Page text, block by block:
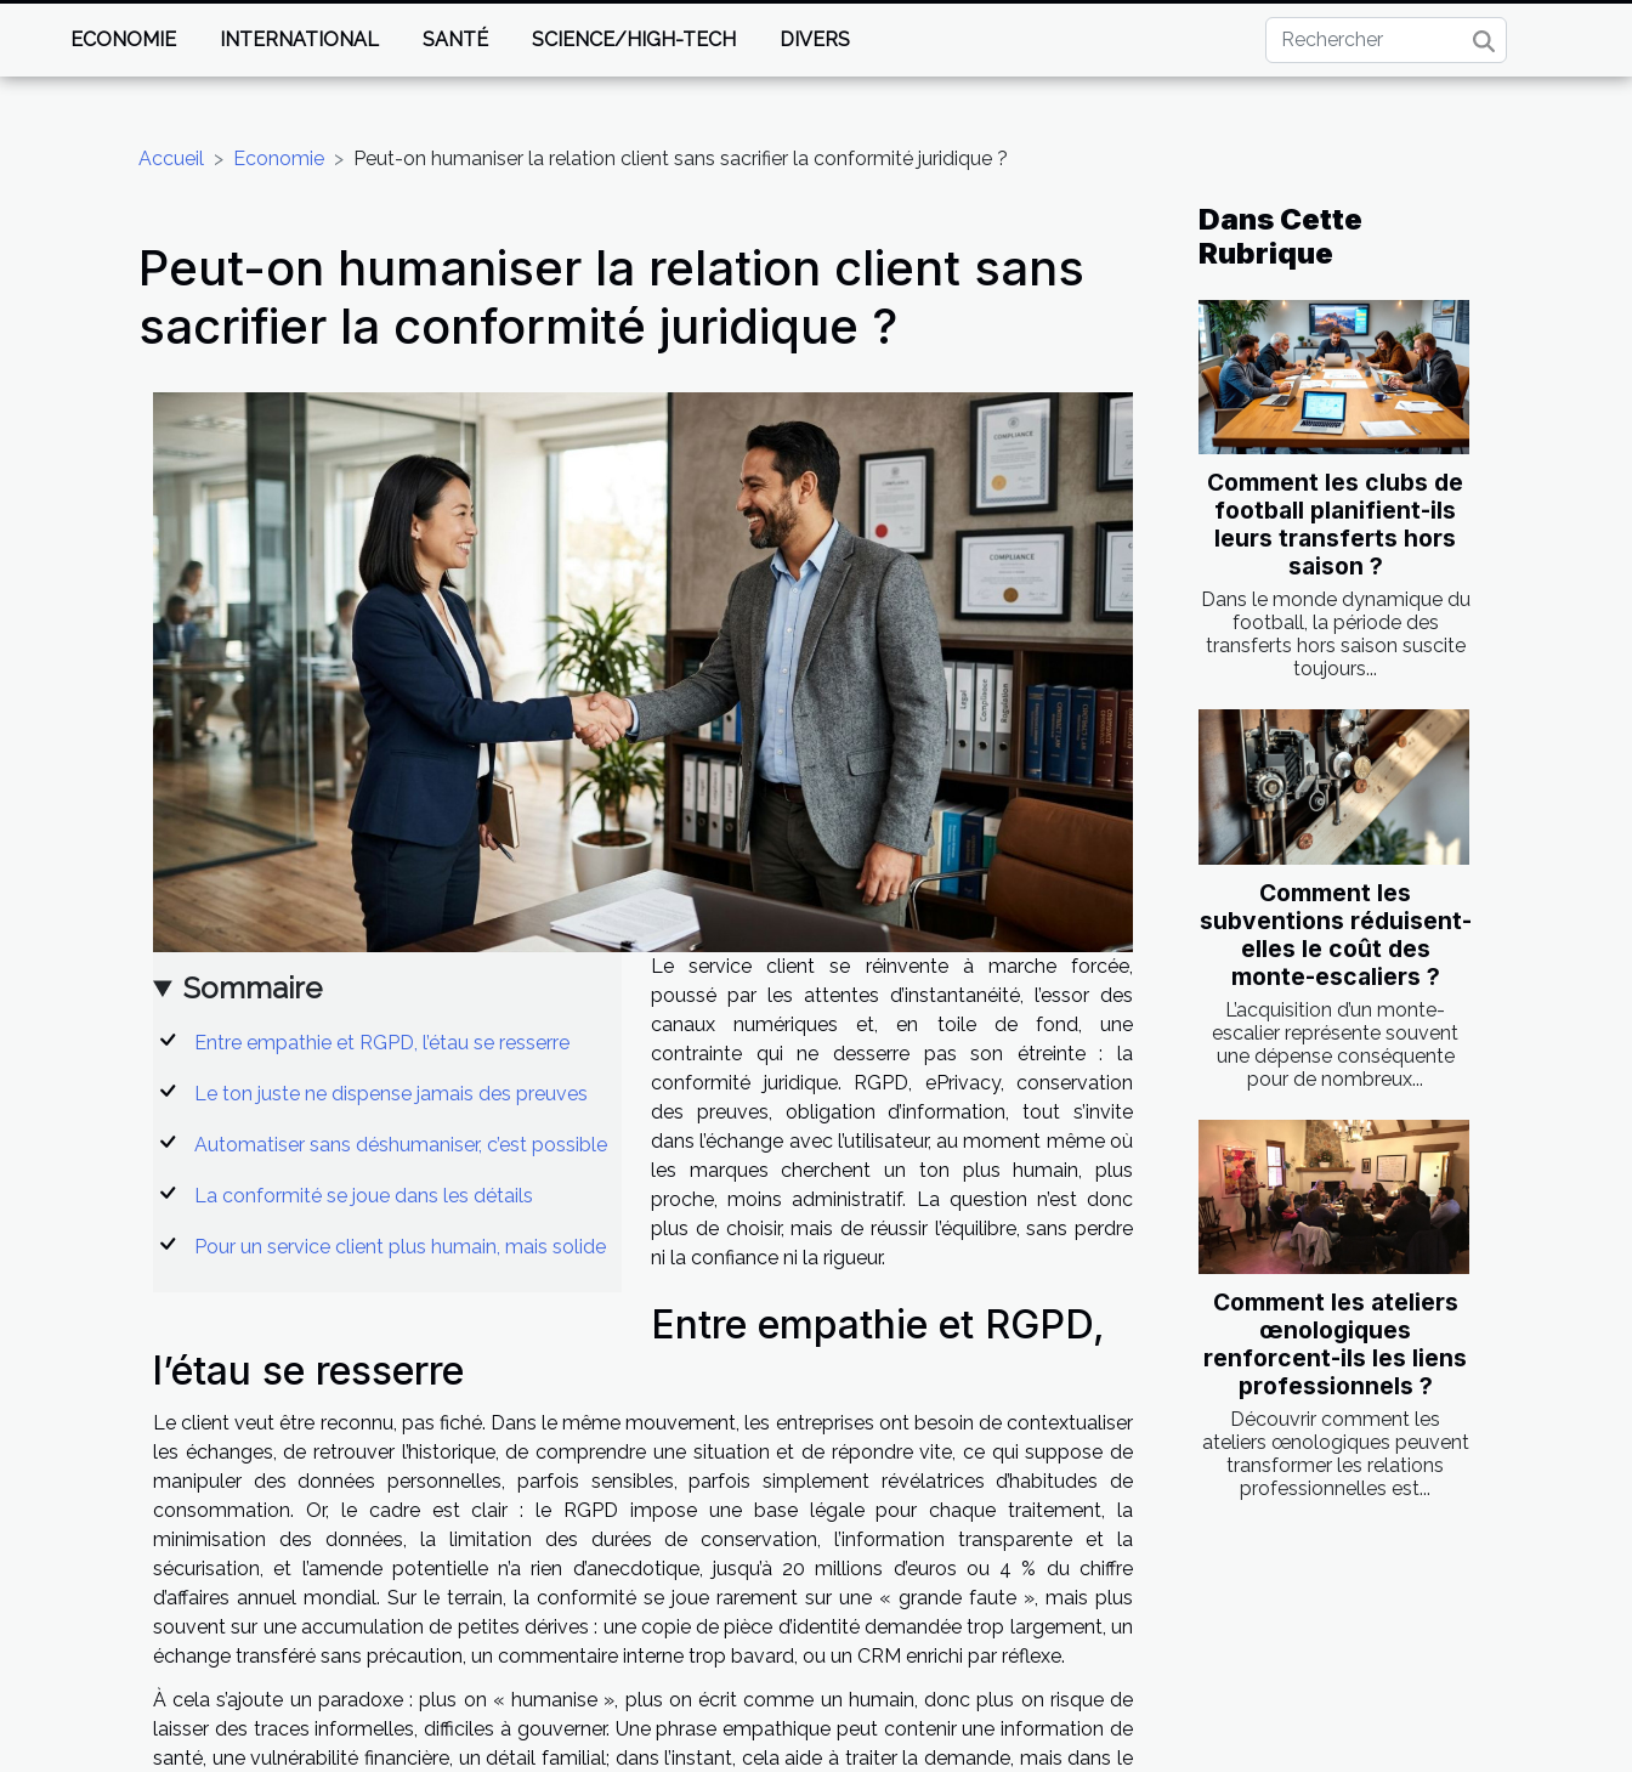
ECONOMIE INTERNATIONAL SANTÉ SCIENCE/HIGH-TECH DIVERS
Accueil Economie Peut-on humaniser la relation client sans sacrifier la conformité juridique ?
Peut-on humaniser la relation client sans
sacrifier la conformité juridique ?
Sommaire
Entre empathie et RGPD, l’étau se resserre
Le ton juste ne dispense jamais des preuves
Automatiser sans déshumaniser, c’est possible
La conformité se joue dans les détails
Pour un service client plus humain, mais solide
Le service client se réinvente à marche forcée,
poussé par les attentes d’instantanéité, l’essor des
canaux numériques et, en toile de fond, une
contrainte qui ne desserre pas son étreinte : la
conformité juridique. RGPD, ePrivacy, conservation
des preuves, obligation d’information, tout s’invite
dans l’échange avec l’utilisateur, au moment même où
les marques cherchent un ton plus humain, plus
proche, moins administratif. La question n’est donc
plus de choisir, mais de réussir l’équilibre, sans perdre
ni la confiance ni la rigueur.
Entre empathie et RGPD,
l’étau se resserre
Le client veut être reconnu, pas fiché. Dans le même mouvement, les entreprises ont besoin de contextualiser
les échanges, de retrouver l’historique, de comprendre une situation et de répondre vite, ce qui suppose de
manipuler des données personnelles, parfois sensibles, parfois simplement révélatrices d’habitudes de
consommation. Or, le cadre est clair : le RGPD impose une base légale pour chaque traitement, la
minimisation des données, la limitation des durées de conservation, l’information transparente et la
sécurisation, et l’amende potentielle n’a rien d’anecdotique, jusqu’à 20 millions d’euros ou 4 % du chiffre
d’affaires annuel mondial. Sur le terrain, la conformité se joue rarement sur une « grande faute », mais plus
souvent sur une accumulation de petites dérives : une copie de pièce d’identité demandée trop largement, un
échange transféré sans précaution, un commentaire interne trop bavard, ou un CRM enrichi par réflexe.
À cela s’ajoute un paradoxe : plus on « humanise », plus on écrit comme un humain, donc plus on risque de
laisser des traces informelles, difficiles à gouverner. Une phrase empathique peut contenir une information de
santé, une vulnérabilité financière, un détail familial; dans l’instant, cela aide à traiter la demande, mais dans le
Dans Cette
Rubrique
Comment les clubs de
football planifient-ils
leurs transferts hors
saison ?
Dans le monde dynamique du
football, la période des
transferts hors saison suscite
toujours...
Comment les
subventions réduisent-
elles le coût des
monte-escaliers ?
L’acquisition d’un monte-
escalier représente souvent
une dépense conséquente
pour de nombreux...
Comment les ateliers
œnologiques
renforcent-ils les liens
professionnels ?
Découvrir comment les
ateliers œnologiques peuvent
transformer les relations
professionnelles est...